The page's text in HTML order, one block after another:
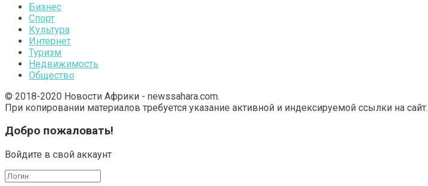
Бизнес
Спорт
Культура
Интернет
Туризм
Недвижимость
Общество
© 2018-2020 Новости Африки - newssahara.com.
При копировании материалов требуется указание активной и индексируемой ссылки на сайт.
Добро пожаловать!
Войдите в свой аккаунт